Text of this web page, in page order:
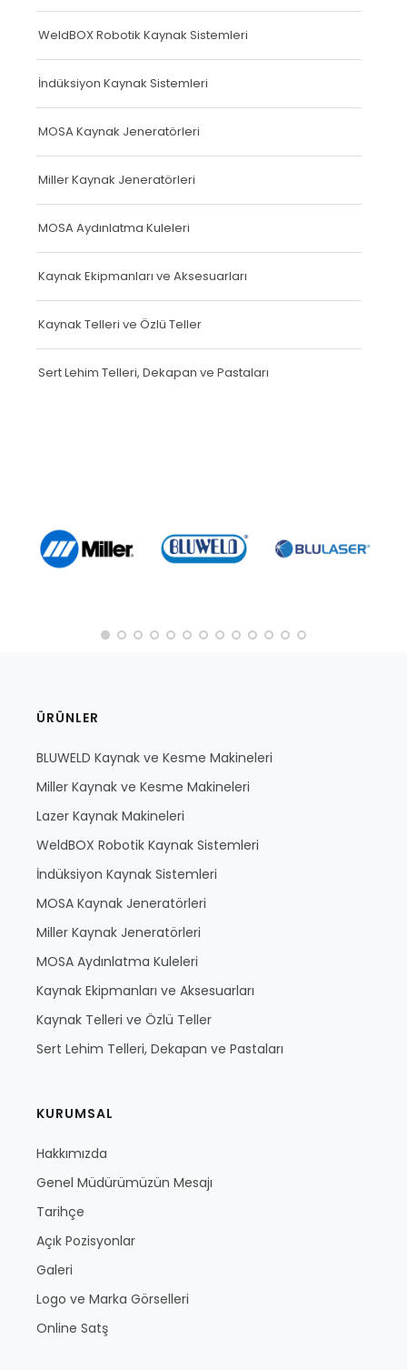
WeldBOX Robotik Kaynak Sistemleri
İndüksiyon Kaynak Sistemleri
MOSA Kaynak Jeneratörleri
Miller Kaynak Jeneratörleri
MOSA Aydınlatma Kuleleri
Kaynak Ekipmanları ve Aksesuarları
Kaynak Telleri ve Özlü Teller
Sert Lehim Telleri, Dekapan ve Pastaları
ÜRÜNLER
BLUWELD Kaynak ve Kesme Makineleri
Miller Kaynak ve Kesme Makineleri
Lazer Kaynak Makineleri
WeldBOX Robotik Kaynak Sistemleri
İndüksiyon Kaynak Sistemleri
MOSA Kaynak Jeneratörleri
Miller Kaynak Jeneratörleri
MOSA Aydınlatma Kuleleri
Kaynak Ekipmanları ve Aksesuarları
Kaynak Telleri ve Özlü Teller
Sert Lehim Telleri, Dekapan ve Pastaları
KURUMSAL
Hakkımızda
Genel Müdürümüzün Mesajı
Tarihçe
Açık Pozisyonlar
Galeri
Logo ve Marka Görselleri
Online Satş